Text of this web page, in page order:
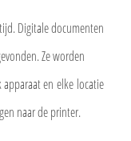
Digitale documenten
Ze worden
apparaat en elke locatie
naar de printer.